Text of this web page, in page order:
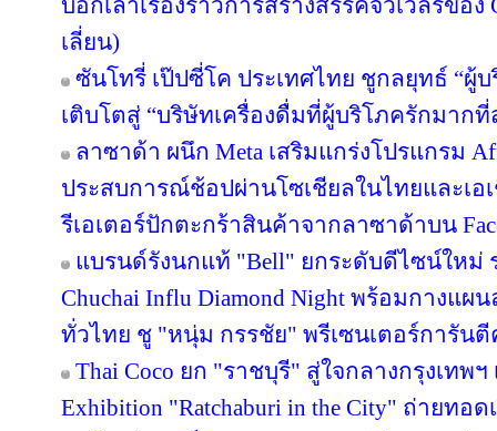
ขยายเครือข่าย 38 แห่งทั่วประเทศ
‘พันธุ์ไทย’ ชูกลยุทธ์ Nostalgia ปลุกกระแ
วาน แบบใหญ่ เยอะ ยักเยยย
ก้าวสำคัญของเครือสหพัฒน์ กับการลงนา
เทคโนโลยี ขยายการลงทุน สู่การเติบโตระย
บราเดอร์ เดินหน้าขับเคลื่อนองค์กรแห่งอ
การเติบโตอย่างยั่งยืน ตอกย้ำวิสัยทัศน์ภายใต้
Charter และแนวคิด “At Your Side, Every
Thai Film Festival in Vietnam 2026 ดันค
ค้ากว่า 275 ล้านบาท
Gems Pavilion เผยโฉม The Emblem
บอกเล่าเรื่องราวการสร้างสรรค์จิวเวลรี่ของ